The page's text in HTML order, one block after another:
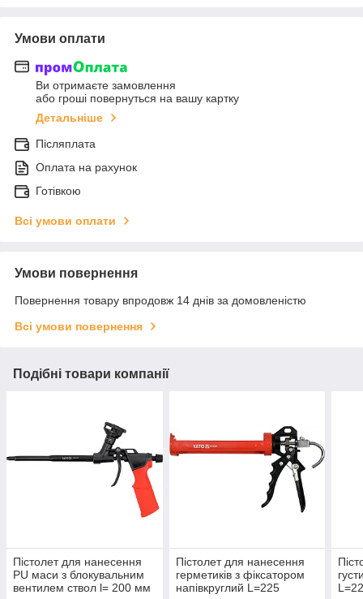
Умови оплати
Ви отримаєте замовлення
або гроші повернуться на вашу картку
Детальніше
Післяплата
Оплата на рахунок
Готівкою
Всі умови оплати
Умови повернення
Повернення товару впродовж 14 днів за домовленістю
Всі умови повернення
Подібні товари компанії
Пістолет для нанесення
PU маси з блокувальним
вентилем ствол l= 200 мм
Пістолет для нанесення
герметиків з фіксатором
напівкруглий L=225